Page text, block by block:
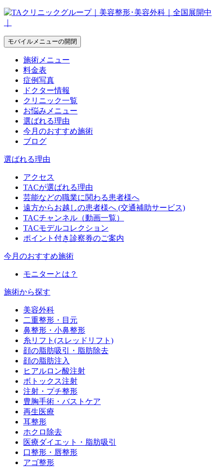
モバイルメニューの開閉
施術メニュー
料金表
症例写真
ドクター情報
クリニック一覧
お悩みメニュー
選ばれる理由
今月のおすすめ施術
ブログ
選ばれる理由
アクセス
TACが選ばれる理由
芸能などの職業に関わる患者様へ
遠方からお越しの患者様へ (交通補助サービス)
TACチャンネル（動画一覧）
TACモデルコレクション
ポイント付き診察券のご案内
今月のおすすめ施術
モニターとは？
施術から探す
美容外科
二重整形・目元
鼻整形・小鼻整形
糸リフト(スレッドリフト)
顔の脂肪吸引・脂肪除去
顔の脂肪注入
ヒアルロン酸注射
ボトックス注射
注射・プチ整形
豊胸手術・バストケア
再生医療
耳整形
ホクロ除去
医療ダイエット・脂肪吸引
口整形・唇整形
アゴ整形